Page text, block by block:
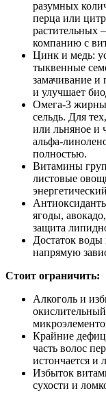
разумных
перца или
растительных
компанию с
Цинк и медь:
тыквенные
замачивание
и улучшает
Омега‑3
сельдь. Для
или льняное и
полностью.
Витамины
листовые
ягоды,
защита
Достаток воды
напрямую
Стоит ограничить:
Алкоголь и
Крайние
часть волос
истончается и
Избыток
сухости и